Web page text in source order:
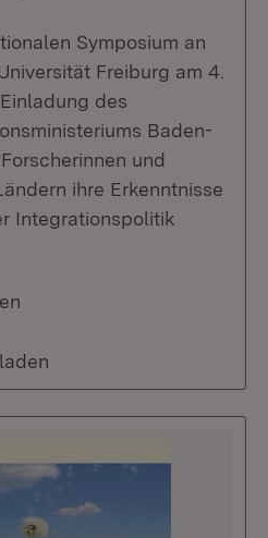
Symposium an
Freiburg am 4.
des
Baden-
und
ihre Erkenntnisse
Integrationspolitik